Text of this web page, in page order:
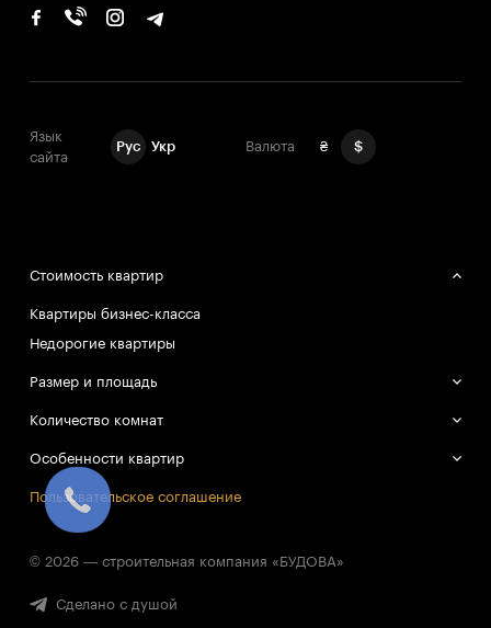
Все квартиры в объекте проданы
Перейти к списку объектов
Язык
сайта
Рус Укр Валюта ₴ $
Стоимость квартир
Квартиры бизнес-класса
Недорогие квартиры
Размер и площадь
Большие квартиры
Маленькие квартиры
Количество комнат
Однокомнатные квартиры
Двухкомнатные квартиры
Трёхкомнатные квартиры
Особенности квартир
Смарт-квартиры
Пользовательское соглашение
© 2026 — строительная компания «БУДОВА»
Сделано с душой